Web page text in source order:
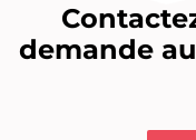
demande au